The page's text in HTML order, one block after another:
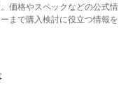
価格やスペックなどの公式情
まで購入検討に役立つ情報を